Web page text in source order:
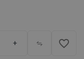
+ favorite_border